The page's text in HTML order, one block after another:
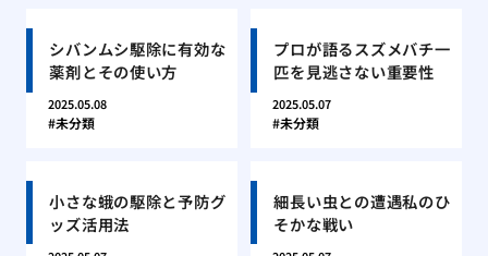
シバンムシ駆除に有効な
薬剤とその使い方
2025.05.08
未分類
プロが語るスズメバチ一
匹を見逃さない重要性
2025.05.07
未分類
小さな蛾の駆除と予防グ
ッズ活用法
細長い虫との遭遇私のひ
そかな戦い